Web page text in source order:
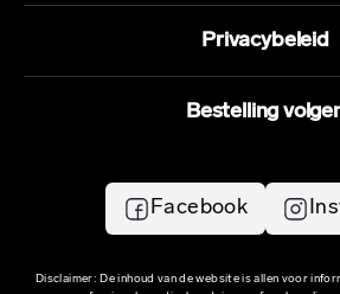
Privacybeleid
Bestelling
Facebook
Disclaimer: De inhoud van de website is allen voor